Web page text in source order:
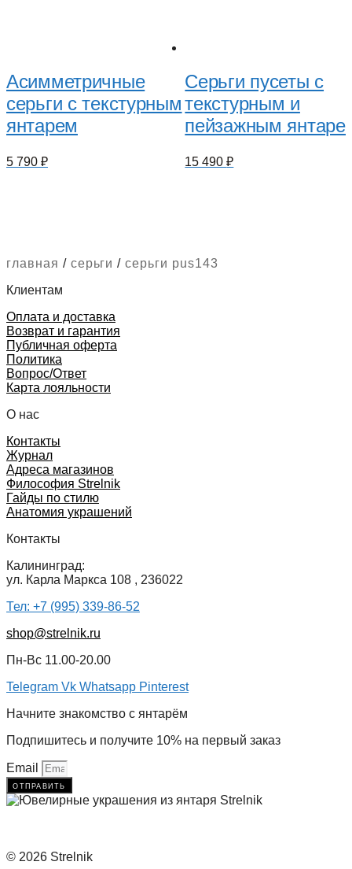
Асимметричные
серьги с текстурным
янтарем
5 790 ₽
Серьги пусеты с
текстурным и
пейзажным
15 490₽
главная / серьги /серьги pus143
Клиентам
Оплата и доставка
Возврат и гарантия
Публичная оферта
Политика
Вопрос/Ответ
Карта лояльности
О нас
Контакты
Журнал
Адреса магазинов
Философия Strelnik
Гайды по стилю
Анатомия украшений
Контакты
Калининград:
ул. Карла Маркса 108 , 236022
Тел: +7 (995) 339-86-52
shop@strelnik.ru
Пн-Вс 11.00-20.00
Telegram Vk Whatsapp Pinterest
Начните знакомство с янтарём
Подпишитесь и получите 10% на первый заказ
Email
отправить
© 2026 Strelnik